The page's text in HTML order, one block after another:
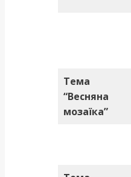
Тема
“Весняна
мозаїка”